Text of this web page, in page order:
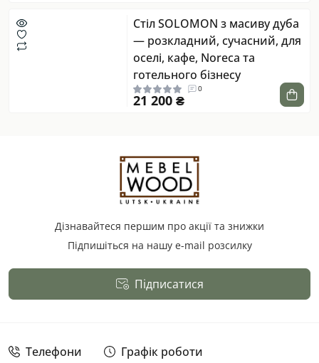
Стіл SOLOMON з масиву дуба
— розкладний, сучасний, для
оселі, кафе, Noreca та
готельного бізнесу
0
21 200 ₴
Дізнавайтеся першим про акції та знижки
Підпишіться на нашу e-mail розсилку
Підписатися
Публічна оферта
Телефони
Графік роботи